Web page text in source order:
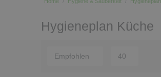
Hygieneplan Küche